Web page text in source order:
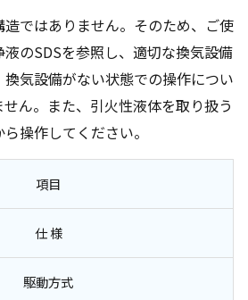
ではありません。そのため、ご使
のSDSを参照し、適切な換気設備
気設備がない状態での操作につい
ん。また、引火性液体を取り扱う
操作してください。
項目
仕 様
駆動方式